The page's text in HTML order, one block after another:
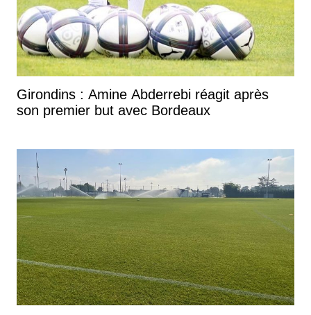
Girondins : Amine Abderrebi réagit après
son premier but avec Bordeaux